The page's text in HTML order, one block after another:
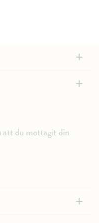
+
+
att du mottagit din
+